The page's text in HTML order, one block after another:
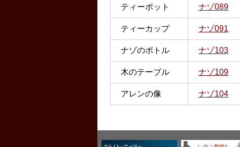
ティーポット ナゾ089
ティーカップ ナゾ091
ナゾのボトル ナゾ103
木のテーブル ナゾ109
アレンの像 ナゾ104